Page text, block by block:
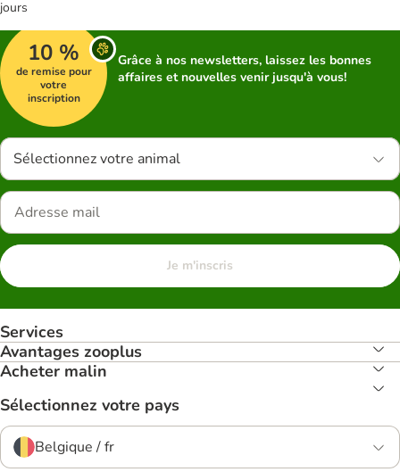
jours
10 %
de remise pour
votre
inscription
Grâce à nos newsletters, laissez les bonnes
affaires et nouvelles venir jusqu'à vous!
Sélectionnez votre animal
Je m'inscris
Services
Avantages zooplus
Acheter malin
Sélectionnez votre pays
Belgique / fr